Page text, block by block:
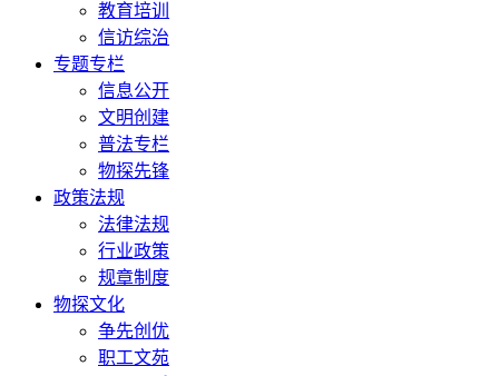
教育培训
信访综治
专题专栏
信息公开
文明创建
普法专栏
物探先锋
政策法规
法律法规
行业政策
规章制度
物探文化
争先创优
职工文苑